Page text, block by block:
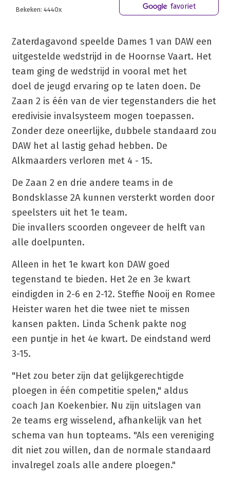
Bekeken: 4440x
favoriet
Zaterdagavond speelde Dames 1 van DAW een
uitgestelde wedstrijd in de Hoornse Vaart. Het
team ging de wedstrijd in vooral met het
doel de jeugd ervaring op te laten doen. De
Zaan 2 is één van de vier tegenstanders die het
eredivisie invalsysteem mogen toepassen.
Zonder deze oneerlijke, dubbele standaard zou
DAW het al lastig gehad hebben. De
Alkmaarders verloren met 4 - 15.
De Zaan 2 en drie andere teams in de
Bondsklasse 2A kunnen versterkt worden door
speelsters uit het 1e team.
Die invallers scoorden ongeveer de helft van
alle doelpunten.
Alleen in het 1e kwart kon DAW goed
tegenstand te bieden. Het 2e en 3e kwart
eindigden in 2-6 en 2-12. Steffie Nooij en Romee
Heister waren het die twee niet te missen
kansen pakten. Linda Schenk pakte nog
een puntje in het 4e kwart. De eindstand werd
3-15.
"Het zou beter zijn dat gelijkgerechtigde
ploegen in één competitie spelen," aldus
coach Jan Koekenbier. Nu zijn uitslagen van
2e teams erg wisselend, afhankelijk van het
schema van hun topteams. "Als een vereniging
dit niet zou willen, dan de normale standaard
invalregel zoals alle andere ploegen."